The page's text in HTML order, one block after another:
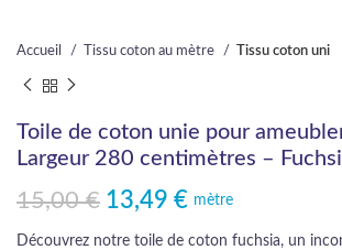
Accueil Tissu coton au mètre Tissu coton uni
Toile de coton unie pour
Largeur 280 centimètres –
15,00€
Le prix initial était : 15,00 €.
13,49 €
Le prix actuel est : 13,49 €.mètre
Découvrez notre toile de coton fuchsia, un